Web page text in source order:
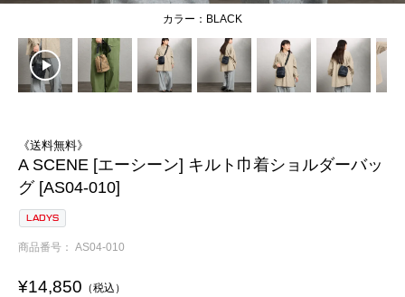
BLACK
《送料無料》
A SCENE [エーシーン] キルト巾着ショルダーバッ
グ [AS04-010]
LADYS
商品番号 AS04-010
¥14,850 税込